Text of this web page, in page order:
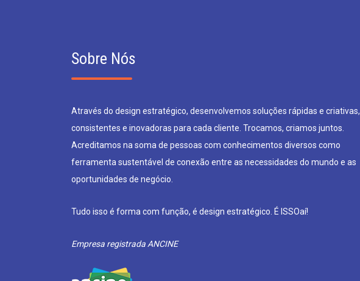
Sobre Nós
Através do design estratégico, desenvolvemos soluções rápidas e criativas,
consistentes e inovadoras para cada cliente. Trocamos, criamos juntos.
Acreditamos na soma de pessoas com conhecimentos diversos como
ferramenta sustentável de conexão entre as necessidades do mundo e as
oportunidades de negócio.
Tudo isso é forma com função, é design estratégico. É ISSOaí!
Empresa registrada ANCINE